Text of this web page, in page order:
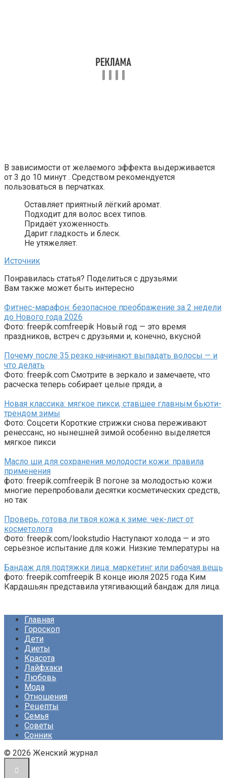
В зависимости от желаемого эффекта выдерживается
от 3 до 10 минут . Средством рекомендуется
пользоваться в перчатках.
Оставляет приятный лёгкий аромат.
Подходит для волос всех типов.
Придаёт ухоженность.
Дарит гладкость и блеск.
Не утяжеляет.
Источник
Понравилась статья? Поделиться с друзьями:
Вам также может быть интересно
Фитнес-марафон: безопасное преображение за 2 недели
до Нового года 2026
Фото: freepik.comfreepik Новый год — это время
праздников, встреч с друзьями и, конечно, вкусной
Почему после 35 резко начинают выпадать волосы — и
что делать
Фото: freepik.com Смотрите в зеркало и замечаете, что
расческа теперь собирает целые пряди, а
Новая классика: мягкое пикси, ставшее главным бьюти-
трендом зимы
Фото: Соцсети Короткие стрижки снова переживают
ренессанс, но нынешней зимой особенно выделяется
мягкое пикси
Масло ши для сохранения молодости кожи: правила
применения
фото: freepik.comfreepik В погоне за молодостью кожи
многие перепробовали десятки косметических средств,
но так
Проверь, готова ли твоя кожа к зиме: чек-лист от
косметолога
Фото: freepik.com/lookstudio Наступают холода — и это
серьезное испытание для кожи. Низкие температуры на
Бандаж для подтяжки лица: маркетинг или рабочая вещь
фото: freepik.comfreepik В конце июля 2025 года Ким
Кардашьян представила утягивающий бандаж для лица.
Главная
Гороскоп
Дети
Диеты
Красота
Лайфхаки
Любовь
Мода
Отношения
Рецепты
Семья
Советы
Сонник
© 2026 Женский журнал